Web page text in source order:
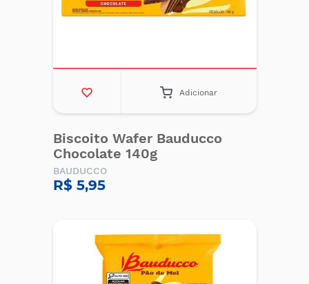
Adicionar
Biscoito Wafer Bauducco
Chocolate 140g
BAUDUCCO
R$ 5,95